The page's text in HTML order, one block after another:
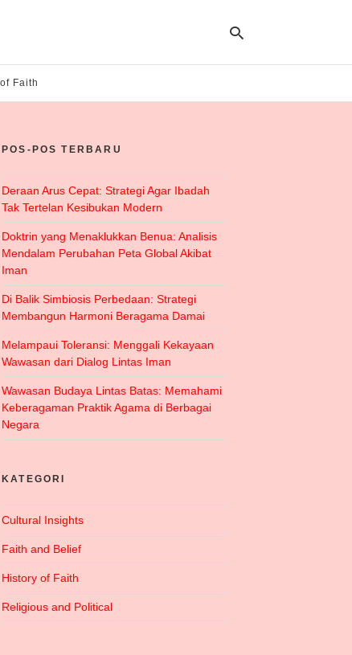
Faith
POS-POS TERBARU
Deraan Arus Cepat: Strategi Agar Ibadah
Tak Tertelan Kesibukan Modern
Doktrin yang Menaklukkan Benua: Analisis
Mendalam Perubahan Peta Global Akibat
Iman
Di Balik Simbiosis Perbedaan: Strategi
Membangun Harmoni Beragama Damai
Melampaui Toleransi: Menggali Kekayaan
Wawasan dari Dialog Lintas Iman
Wawasan Budaya Lintas Batas: Memahami
Keberagaman Praktik Agama di Berbagai
Negara
KATEGORI
Cultural Insights
Faith and Belief
History of Faith
Religious and Political